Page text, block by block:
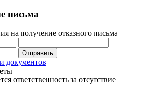
письма
на получение отказного письма
документов
ответственность за отсутствие